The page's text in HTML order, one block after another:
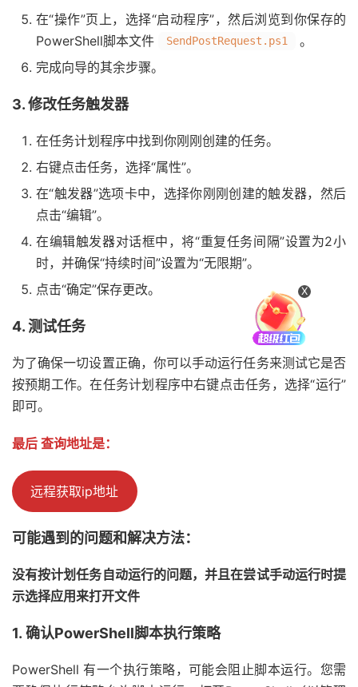
在“操作”页上，选择“启动程序”，然后浏览到你保存的
PowerShell脚本文件
SendPostRequest.ps1
。
完成向导的其余步骤。
3. 修改任务触发器
在任务计划程序中找到你刚刚创建的任务。
右键点击任务，选择“属性”。
在“触发器”选项卡中，选择你刚刚创建的触发器，然后
点击“编辑”。
在编辑触发器对话框中，将“重复任务间隔”设置为2小
时，并确保“持续时间”设置为“无限期”。
点击“确定”保存更改。
4. 测试任务
为了确保一切设置正确，你可以手动运行任务来测试它是否
按预期工作。在任务计划程序中右键点击任务，选择“运行”
即可。
最后 查询地址是：
远程获取ip地址
可能遇到的问题和解决方法：
没有按计划任务自动运行的问题，并且在尝试手动运行时提
示选择应用来打开文件
1. 确认PowerShell脚本执行策略
PowerShell 有一个执行策略，可能会阻止脚本运行。您需
X